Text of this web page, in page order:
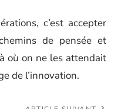
c’est accepter
de pensée et
où on ne les attendait
de l’innovation.